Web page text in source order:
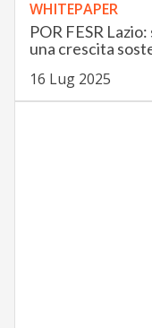
WHITEPAPER
POR FESR
una crescita
16 Lug 2025